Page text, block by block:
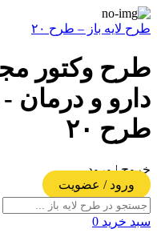
طرح لایه باز – طرح ۲۰
طرح وکتور
دارو و درمان
طرح ۲۰
خروج | ورود
ورود / عضویت
سبد خرید 0